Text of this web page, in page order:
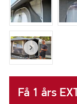
Få 1 års